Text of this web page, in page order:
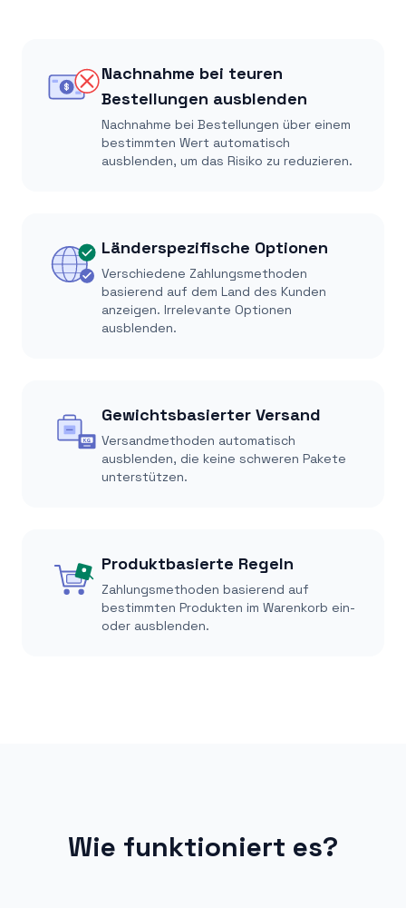
$
Nachnahme bei teuren
Bestellungen ausblenden
Nachnahme bei Bestellungen über einem
bestimmten Wert automatisch
ausblenden, um das Risiko zu reduzieren.
Länderspezifische Optionen
Verschiedene Zahlungsmethoden
basierend auf dem Land des Kunden
anzeigen. Irrelevante Optionen
ausblenden.
KG
Gewichtsbasierter Versand
Versandmethoden automatisch
ausblenden, die keine schweren Pakete
unterstützen.
Produktbasierte Regeln
Zahlungsmethoden basierend auf
bestimmten Produkten im Warenkorb ein-
oder ausblenden.
Wie funktioniert es?